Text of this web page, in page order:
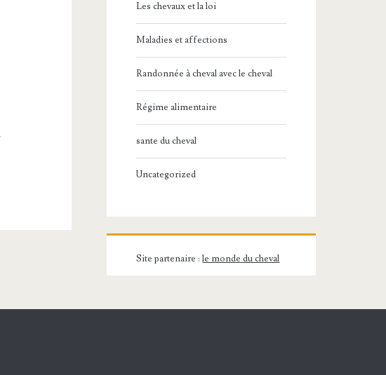
Les chevaux et la loi
Maladies et affections
Randonnée à cheval avec le cheval
Régime alimentaire
sante du cheval
Uncategorized
Site partenaire :le monde du cheval